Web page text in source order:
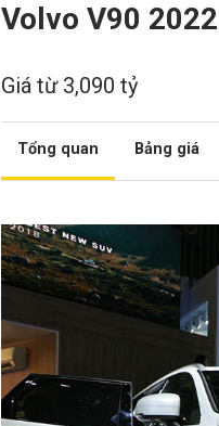
Volvo V90 2022
Giá từ 3,090 tỷ
Tổng quan Bảng giá